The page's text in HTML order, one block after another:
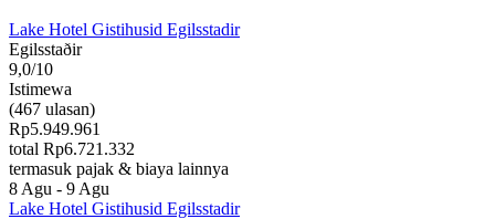
Lake Hotel Gistihusid Egilsstadir
Egilsstaðir
9,0/10
Istimewa
(467 ulasan)
Rp5.949.961
total Rp6.721.332
termasuk pajak & biaya lainnya
8 Agu - 9 Agu
Lake Hotel Gistihusid Egilsstadir